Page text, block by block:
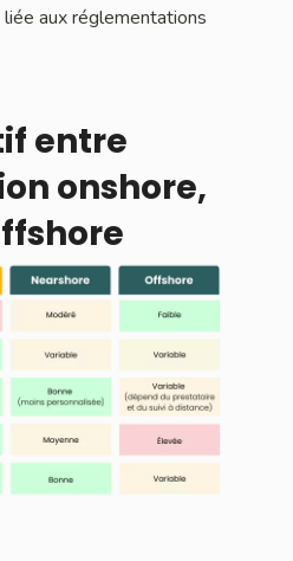
aux réglementations
entre
onshore,